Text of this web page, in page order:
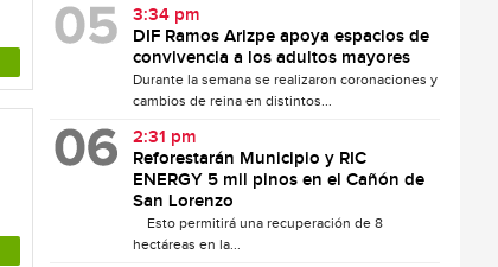
3:34 pm
DIF Ramos Arizpe apoya espacios de
convivencia a los adultos mayores
Durante la semana se realizaron coronaciones y
cambios de reina en distintos...
2:31 pm
Reforestarán Municipio y RIC
ENERGY 5 mil pinos en el Cañón de
San Lorenzo
Esto permitirá una recuperación de 8
hectáreas en la...